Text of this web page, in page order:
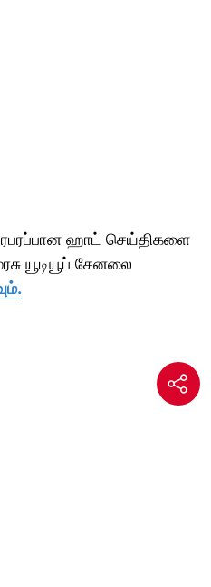
ஹாட் செய்திகளை
யூடியூப் சேனலை